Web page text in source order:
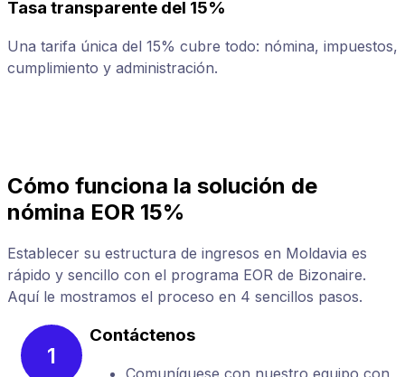
Tasa transparente del 15%
Una tarifa única del 15% cubre todo: nómina, impuestos,
cumplimiento y administración.
Cómo funciona la solución de
nómina EOR 15%
Establecer su estructura de ingresos en Moldavia es
rápido y sencillo con el programa EOR de Bizonaire.
Aquí le mostramos el proceso en 4 sencillos pasos.
1
Contáctenos
Comuníquese con nuestro equipo con